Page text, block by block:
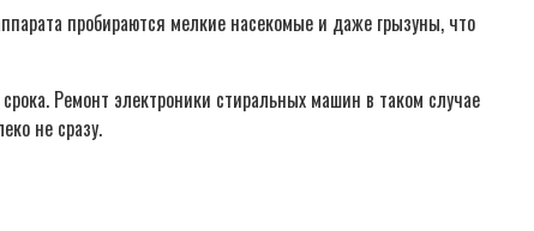
пробираются мелкие насекомые и даже грызуны, что
Ремонт электроники стиральных машин в таком случае
не сразу.